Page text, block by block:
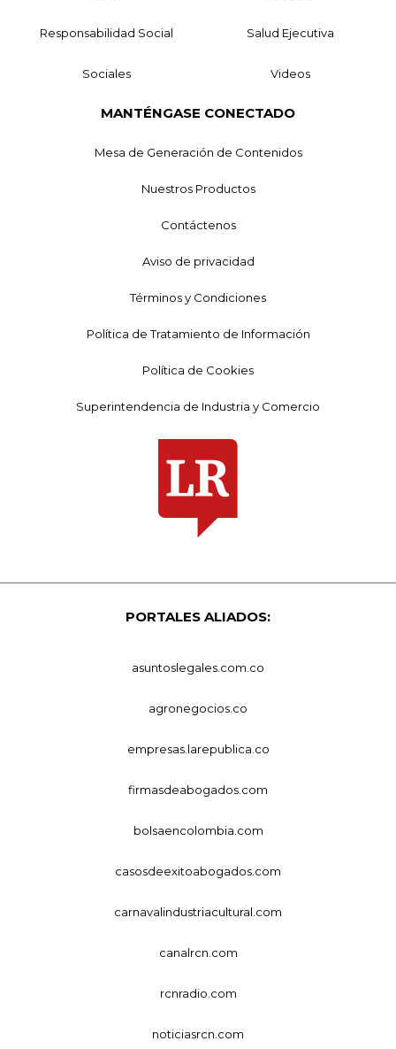
Responsabilidad Social Salud Ejecutiva
Sociales Videos
MANTÉNGASE CONECTADO
Mesa de Generación de Contenidos
Nuestros Productos
Contáctenos
Aviso de privacidad
Términos y Condiciones
Política de Tratamiento de Información
Política de Cookies
Superintendencia de Industria y Comercio
PORTALES ALIADOS:
asuntoslegales.com.co
agronegocios.co
empresas.larepublica.co
firmasdeabogados.com
bolsaencolombia.com
casosdeexitoabogados.com
carnavalindustriacultural.com
canalrcn.com
rcnradio.com
noticiasrcn.com